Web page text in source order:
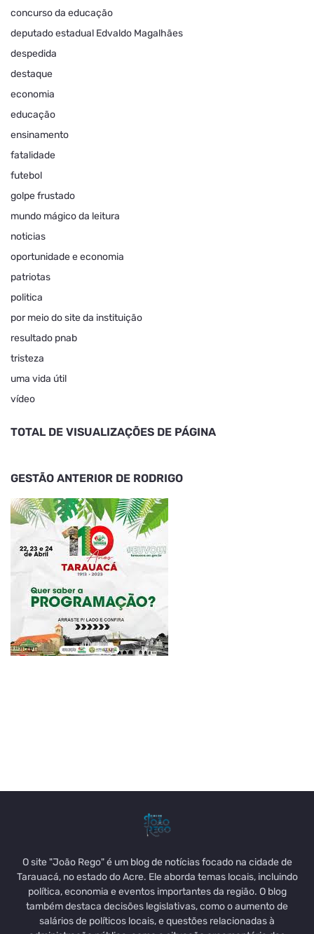
concurso da educação
deputado estadual Edvaldo Magalhães
despedida
destaque
economia
educação
ensinamento
fatalidade
futebol
golpe frustado
mundo mágico da leitura
noticias
oportunidade e economia
patriotas
politica
por meio do site da instituição
resultado pnab
tristeza
uma vida útil
vídeo
TOTAL DE VISUALIZAÇÕES DE PÁGINA
GESTÃO ANTERIOR DE RODRIGO
O site "João Rego" é um blog de notícias focado na cidade de
Tarauacá, no estado do Acre. Ele aborda temas locais, incluindo
política, economia e eventos importantes da região. O blog
também destaca decisões legislativas, como o aumento de
salários de políticos locais, e questões relacionadas à